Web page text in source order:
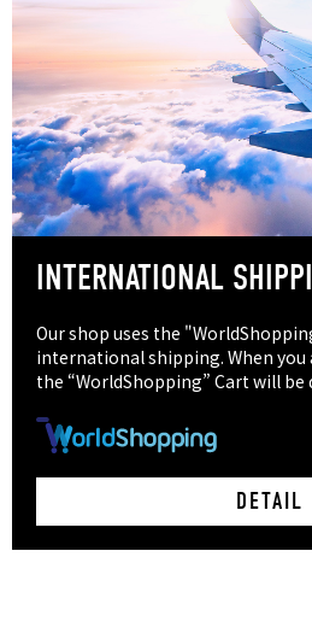
INTERNATIONAL
Our shop uses the
international shipping. When you
the “WorldShopping” Cart will
DETAIL